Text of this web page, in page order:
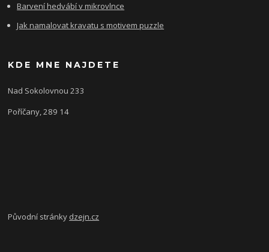
Barvení hedvábí v mikrovlnce
Jak namalovat kravatu s motivem puzzle
KDE MNE NAJDETE
Nad Sokolovnou 233
Poříčany, 289 14
Původní stránky dzejn.cz